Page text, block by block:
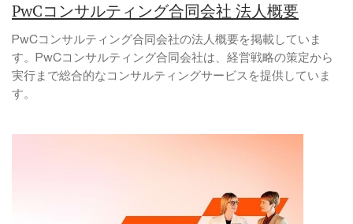
PwCコンサルティング合同会社 法人概要
PwCコンサルティング合同会社の法人概要を掲載していま
す。PwCコンサルティング合同会社は、経営戦略の策定から
実行まで総合的なコンサルティングサービスを提供していま
す。